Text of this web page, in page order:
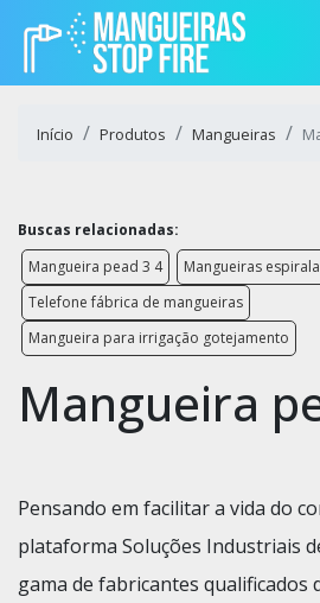
Início Produtos Mangueiras
Buscas relacionadas:
Mangueira pead 3 4
Mangueiras
Telefone fábrica de mangueiras
Mangueira para irrigação gotejamento
Mangueira
Pensando em facilitar a vida do
plataforma Soluções Industriais
gama de fabricantes qualificados